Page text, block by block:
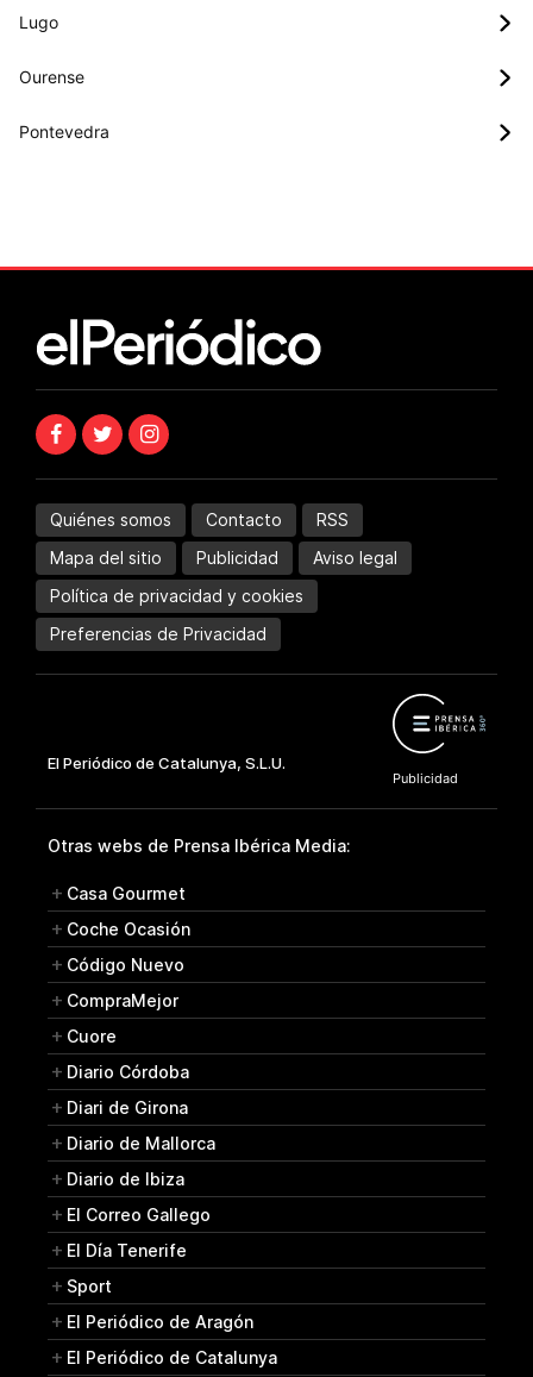
Lugo
Ourense
Pontevedra
Quiénes somos Contacto
RSS
Mapa del sitio
Publicidad
Aviso legal
Política de privacidad y cookies
Preferencias de Privacidad
Otras webs de Prensa Ibérica Media:
Casa Gourmet
Coche Ocasión
Código Nuevo
CompraMejor
Cuore
Diario Córdoba
Diari de Girona
Diario de Mallorca
Diario de Ibiza
El Correo Gallego
El Día Tenerife
Sport
El Periódico de Aragón
El Periódico de Catalunya